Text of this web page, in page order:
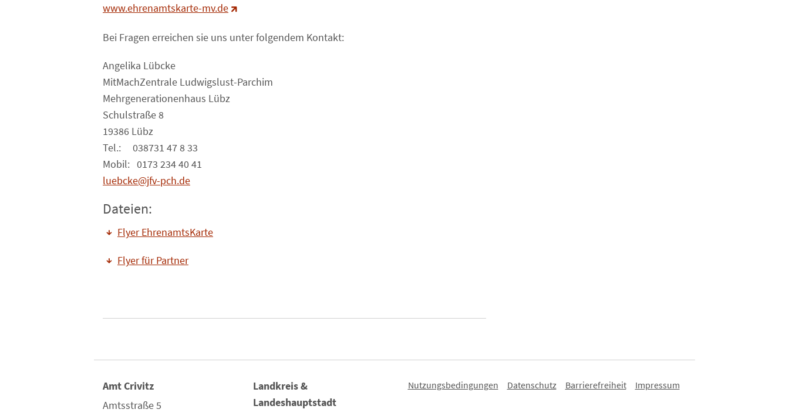
www.ehrenamtskarte-mv.de
Bei Fragen erreichen sie uns unter folgendem Kontakt:
Angelika Lübcke
MitMachZentrale Ludwigslust-Parchim
Mehrgenerationenhaus Lübz
Schulstraße 8
19386 Lübz
Tel.: 038731 47 8 33
Mobil: 0173 234 40 41
luebcke@jfv-pch.de
Dateien:
Flyer EhrenamtsKarte
Flyer für Partner
Amt Crivitz
Amtsstraße 5
Landkreis &
Landeshauptstadt
Nutzungsbedingungen Datenschutz Barrierefreiheit Impressum